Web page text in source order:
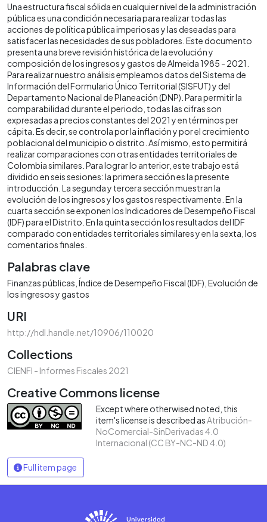
Una estructura fiscal sólida en cualquier nivel de la administración
pública es una condición necesaria para realizar todas las
acciones de política pública imperiosas y las deseadas para
satisfacer las necesidades de sus pobladores. Este documento
presenta una breve revisión histórica de la evolución y
composición de los ingresos y gastos de Almeida 1985 - 2021.
Para realizar nuestro análisis empleamos datos del Sistema de
Información del Formulario Único Territorial (SISFUT) y del
Departamento Nacional de Planeación (DNP). Para permitir la
comparabilidad durante el periodo, todas las cifras son
expresadas a precios constantes del 2021 y en términos per
cápita. Es decir, se controla por la inflación y por el crecimiento
poblacional del municipio o distrito. Así mismo, esto permitirá
realizar comparaciones con otras entidades territoriales de
Colombia similares. Para lograr lo anterior, este trabajo está
dividido en seis sesiones: la primera sección es la presente
introducción. La segunda y tercera sección muestran la
evolución de los ingresos y los gastos respectivamente. En la
cuarta sección se exponen los Indicadores de Desempeño Fiscal
(IDF) para el Distrito. En la quinta sección los resultados del IDF
comparado con entidades territoriales similares y en la sexta, los
comentarios finales.
Palabras clave
Finanzas públicas Índice de Desempeño Fiscal (IDF) Evolución de
los ingresos y gastos
URI
http://hdl.handle.net/10906/110020
Collections
CIENFI - Informes Fiscales 2021
Creative Commons license
Except where otherwised noted, this
item's license is described asAtribución-
NoComercial-SinDerivadas 4.0
Internacional (CC BY-NC-ND 4.0)
Full item page